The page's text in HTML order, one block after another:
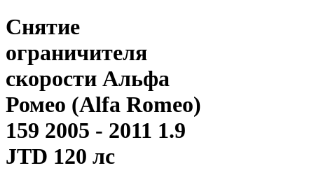
Снятие
ограничителя
скорости Альфа
Ромео (Alfa Romeo)
159 2005 - 2011 1.9
JTD 120 лс